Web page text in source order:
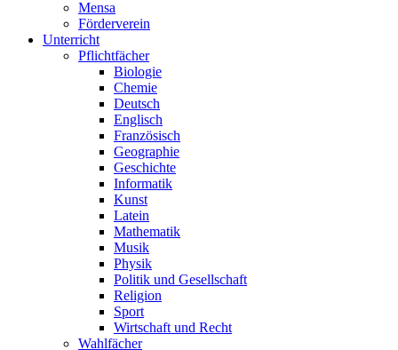
Mensa
Förderverein
Unterricht
Pflichtfächer
Biologie
Chemie
Deutsch
Englisch
Französisch
Geographie
Geschichte
Informatik
Kunst
Latein
Mathematik
Musik
Physik
Politik und Gesellschaft
Religion
Sport
Wirtschaft und Recht
Wahlfächer